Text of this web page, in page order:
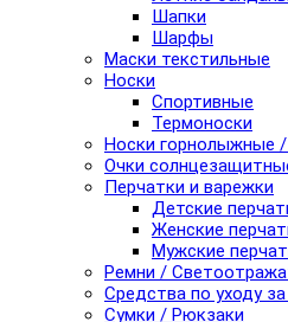
Шапки
Шарфы
Маски текстильные
Носки
Спортивные
Термоноски
Носки горнолыжные /
Очки
Перчатки и варежки
Детские
Женские
Мужские
Ремни /
Средства по уходу
Сумки / Рюкзаки